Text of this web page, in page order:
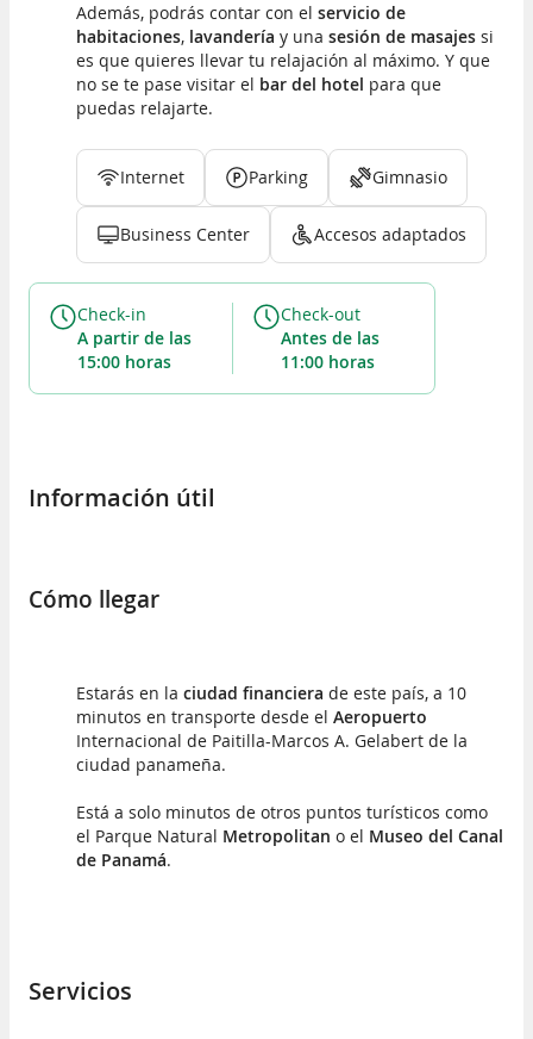
Además, podrás contar con el servicio de
habitaciones, lavandería y una sesión de masajes si
es que quieres llevar tu relajación al máximo. Y que
no se te pase visitar el bar del hotel para que
puedas relajarte.
Internet Parking Gimnasio
Business Center Accesos adaptados
Check-in
a partir de las
15:00 horas
Check-out
antes de las
11:00 horas
Información útil
Cómo llegar
Estarás en la ciudad financiera de este país, a 10
minutos en transporte desde el Aeropuerto
Internacional de Paitilla-Marcos A. Gelabert de la
ciudad panameña.
Está a solo minutos de otros puntos turísticos como
el Parque Natural Metropolitan o el Museo del Canal
de Panamá.
Servicios